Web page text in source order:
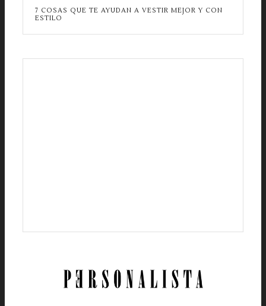
7 COSAS QUE TE AYUDAN A VESTIR MEJOR Y CON
ESTILO